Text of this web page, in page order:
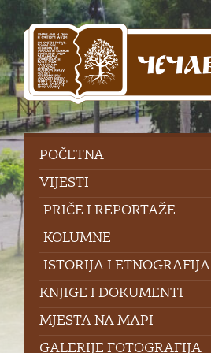
Skip
content
Skip
left
sidebar
Skip
footer
POČETNA
VIJESTI
PRIČE I REPORTAŽE
KOLUMNE
ISTORIJA I ETNOGRAFIJA
KNJIGE I DOKUMENTI
MJESTA NA MAPI
GALERIJE FOTOGRAFIJA